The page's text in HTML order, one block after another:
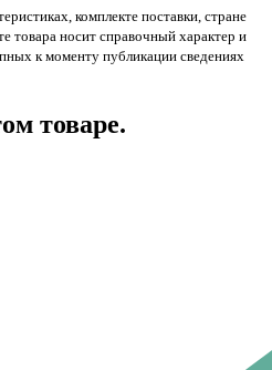
комплекте поставки, стране
товара носит справочный характер и
к моменту публикации сведениях
товаре.